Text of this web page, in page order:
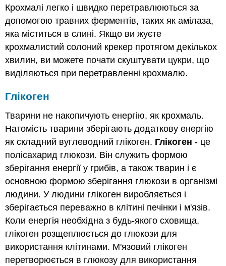
Крохмалі легко і швидко перетравлюються за
допомогою травних ферментів, таких як амілаза,
яка міститься в слині. Якщо ви жуєте
крохмалистий солоний крекер протягом декількох
хвилин, ви можете почати скуштувати цукри, що
виділяються при перетравленні крохмалю.
Глікоген
Тварини не накопичують енергію, як крохмаль.
Натомість тварини зберігають додаткову енергію
як складний вуглеводний глікоген. Глікоген - це
полісахарид глюкози. Він служить формою
зберігання енергії у грибів, а також тварин і є
основною формою зберігання глюкози в організмі
людини. У людини глікоген виробляється і
зберігається переважно в клітині печінки і м'язів.
Коли енергія необхідна з будь-якого сховища,
глікоген розщеплюється до глюкози для
використання клітинами. М'язовий глікоген
перетворюється в глюкозу для використання